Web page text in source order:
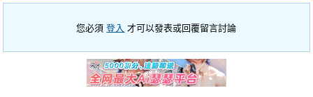
您必須登入 才可以發表或回覆留言討論